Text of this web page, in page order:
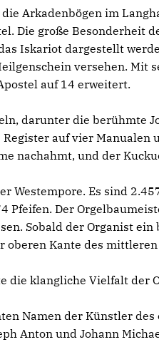
Arkadenbögen im
Die große Besonderheit
Iskariot dargestellt
versehen. Mit
auf 14 erweitert.
darunter die berühmte
auf vier Manualen
nachahmt, und der
Westempore. Es sind
Pfeifen. Der
Sobald der Organist
oberen Kante des
die klangliche Vielfalt der
Namen der Künstler des
Anton und Johann